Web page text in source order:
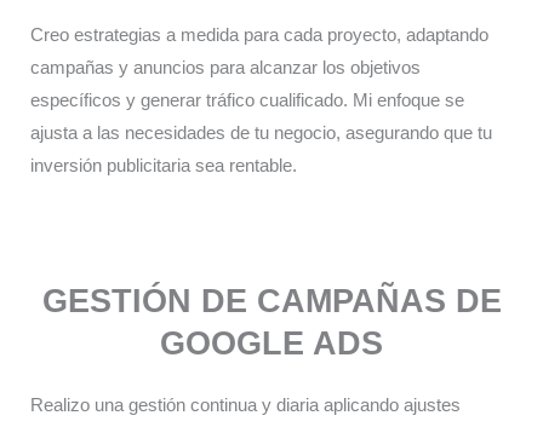
Creo estrategias a medida para cada proyecto, adaptando
campañas y anuncios para alcanzar los objetivos
específicos y generar tráfico cualificado. Mi enfoque se
ajusta a las necesidades de tu negocio, asegurando que tu
inversión publicitaria sea rentable.
GESTIÓN DE CAMPAÑAS DE
GOOGLE ADS
Realizo una gestión continua y diaria aplicando ajustes